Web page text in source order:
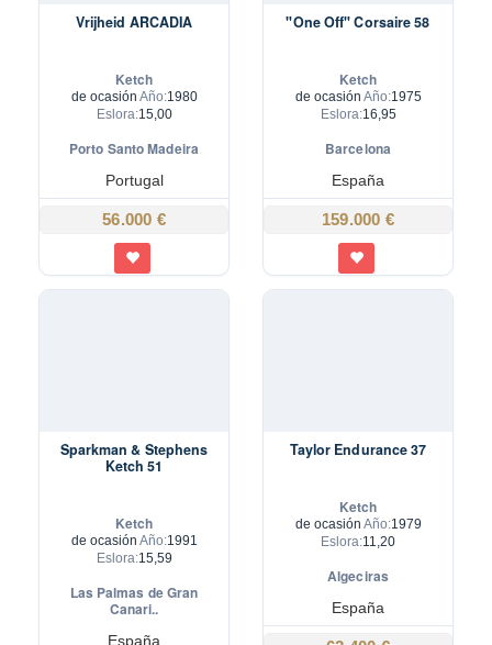
Vrijheid ARCADIA
Ketch
de ocasión Año:1980
Eslora:15,00
Porto Santo Madeira
Portugal
56.000 €
"One Off" Corsaire 58
Ketch
de ocasión Año:1975
Eslora:16,95
Barcelona
España
159.000 €
Sparkman & Stephens
Ketch 51
Ketch
de ocasión Año:1991
Eslora:15,59
Las Palmas de Gran
Canari..
España
Taylor Endurance 37
Ketch
de ocasión Año:1979
Eslora:11,20
Algeciras
España